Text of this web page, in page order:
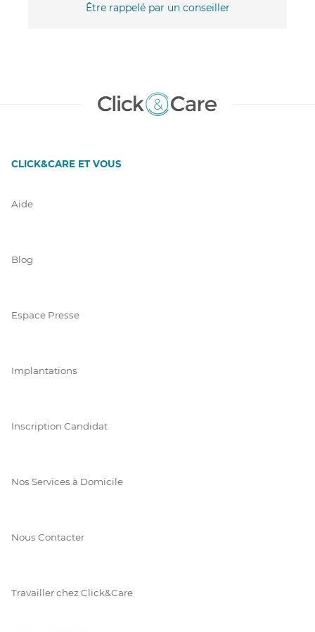
Être rappelé par un conseiller
CLICK&CARE ET VOUS
Aide
Blog
Espace Presse
Implantations
Inscription Candidat
Nos Services à Domicile
Nous Contacter
Travailler chez Click&Care